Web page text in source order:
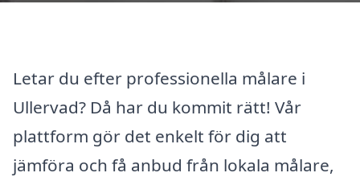
Letar du efter professionella målare i
Ullervad? Då har du kommit rätt! Vår
plattform gör det enkelt för dig att
jämföra och få anbud från lokala målare,